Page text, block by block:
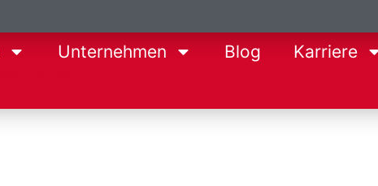
Unternehmen Blog
Karriere